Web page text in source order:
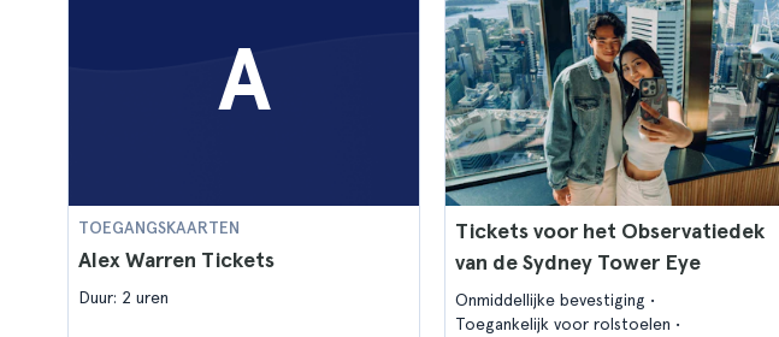
A
TOEGANGSKAARTEN
Alex Warren Tickets
Duur: 2 uren
Tickets voor het Observatiedek
van de Sydney Tower Eye
Onmiddellijke bevestiging
Toegankelijk voor rolstoelen